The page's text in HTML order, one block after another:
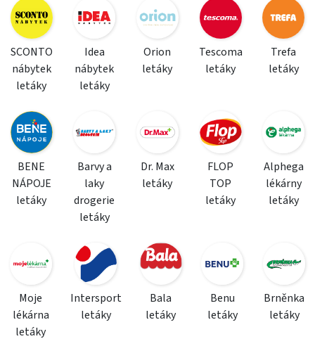
SCONTO
nábytek
letáky
Idea
nábytek
letáky
Orion
letáky
Tescoma
letáky
Trefa
letáky
BENE
NÁPOJE
letáky
Barvy a
laky
drogerie
letáky
Dr. Max
letáky
FLOP
TOP
letáky
Alphega
lékárny
letáky
Moje
lékárna
letáky
Intersport
letáky
Bala
letáky
Benu
letáky
Brněnka
letáky